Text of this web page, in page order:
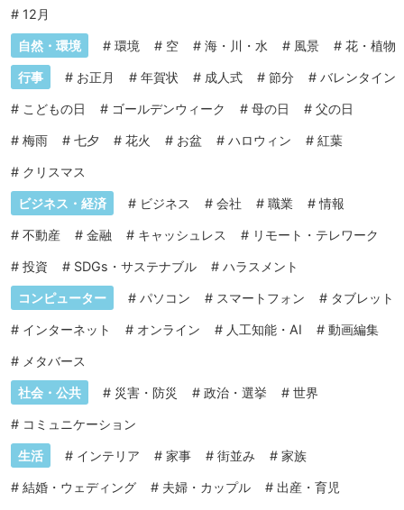
# 12月
自然・環境 # 環境 # 空 # 海・川・水 # 風景 # 花・植物
行事 # お正月 # 年賀状 # 成人式 # 節分 # バレンタイン
# こどもの日 # ゴールデンウィーク # 母の日 # 父の日
# 梅雨 # 七夕 # 花火 # お盆 # ハロウィン # 紅葉
# クリスマス
ビジネス・経済 # ビジネス # 会社 # 職業 #情報
# 不動産 # 金融 # キャッシュレス # リモート・テレワーク
# 投資 # SDGs・サステナブル # ハラスメント
コンピューター # パソコン # スマートフォン # タブレット
# インターネット # オンライン # 人工知能・AI # 動画編集
# メタバース
社会・公共 # 災害・防災 # 政治・選挙 # 世界
# コミュニケーション
生活 # インテリア # 家事 # 街並み # 家族
# 結婚・ウェディング # 夫婦・カップル # 出産・育児